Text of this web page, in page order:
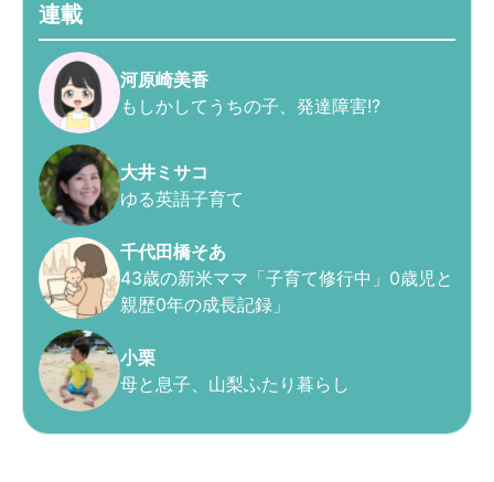
連載
河原崎美香
もしかしてうちの子、発達障害!?
大井ミサコ
ゆる英語子育て
千代田橋そあ
43歳の新米ママ「子育て修行中」0歳児と
親歴0年の成長記録」
小栗
母と息子、山梨ふたり暮らし